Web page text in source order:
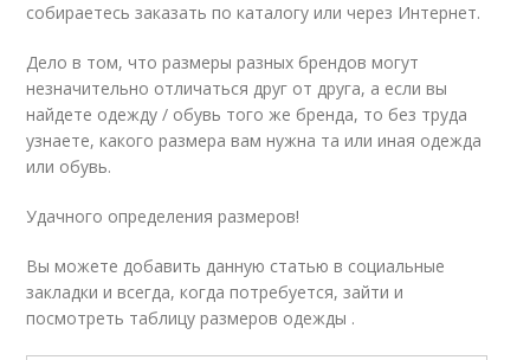
собираетесь заказать по каталогу или через Интернет.
Дело в том, что размеры разных брендов могут
незначительно отличаться друг от друга, а если вы
найдете одежду / обувь того же бренда, то без труда
узнаете, какого размера вам нужна та или иная одежда
или обувь.
Удачного определения размеров!
Вы можете добавить данную статью в социальные
закладки и всегда, когда потребуется, зайти и
посмотреть таблицу размеров одежды .